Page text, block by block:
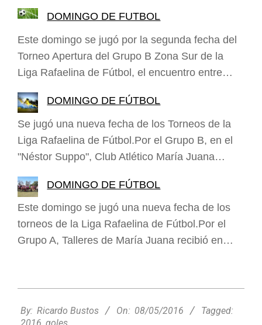
DOMINGO DE FUTBOL
Este domingo se jugó por la segunda fecha del
Torneo Apertura del Grupo B Zona Sur de la
Liga Rafaelina de Fútbol, el encuentro entre…
DOMINGO DE FÚTBOL
Se jugó una nueva fecha de los Torneos de la
Liga Rafaelina de Fútbol.Por el Grupo B, en el
"Néstor Suppo", Club Atlético María Juana…
DOMINGO DE FÚTBOL
Este domingo se jugó una nueva fecha de los
torneos de la Liga Rafaelina de Fútbol.Por el
Grupo A, Talleres de María Juana recibió en…
05-
08
By: Ricardo Bustos On: 08/05/2016
Tagged:
2016 goles